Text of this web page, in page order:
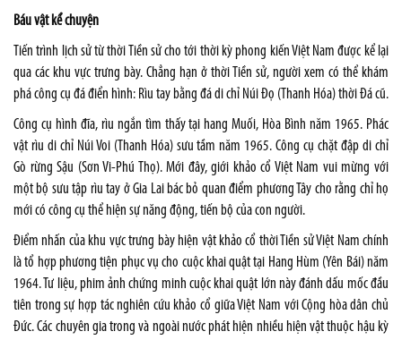
Báu vật kể chuyện
Tiến trình lịch sử từ thời Tiền sử cho tới thời kỳ phong kiến Việt Nam được kể lại
qua các khu vực trưng bày. Chẳng hạn ở thời Tiền sử, người xem có thể khám
phá công cụ đá điển hình: Rìu tay bằng đá di chỉ Núi Đọ (Thanh Hóa) thời Đá cũ.
Công cụ hình đĩa, rìu ngắn tìm thấy tại hang Muối, Hòa Bình năm 1965. Phác
vật rìu di chỉ Núi Voi (Thanh Hóa) sưu tầm năm 1965. Công cụ chặt đập di chỉ
Gò rừng Sậu (Sơn Vi-Phú Thọ). Mới đây, giới khảo cổ Việt Nam vui mừng với
một bộ sưu tập rìu tay ở Gia Lai bác bỏ quan điểm phương Tây cho rằng chỉ họ
mới có công cụ thể hiện sự năng động, tiến bộ của con người.
Điểm nhấn của khu vực trưng bày hiện vật khảo cổ thời Tiền sử Việt Nam chính
là tổ hợp phương tiện phục vụ cho cuộc khai quật tại Hang Hùm (Yên Bái) năm
1964. Tư liệu, phim ảnh chứng minh cuộc khai quật lớn này đánh dấu mốc đầu
tiên trong sự hợp tác nghiên cứu khảo cổ giữa Việt Nam với Cộng hòa dân chủ
Đức. Các chuyên gia trong và ngoài nước phát hiện nhiều hiện vật thuộc hậu kỳ